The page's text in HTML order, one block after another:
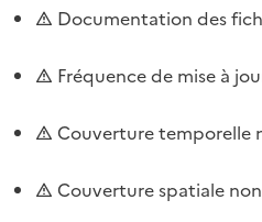
Documentation des
Fréquence de mise à
Couverture temporelle
Couverture spatiale